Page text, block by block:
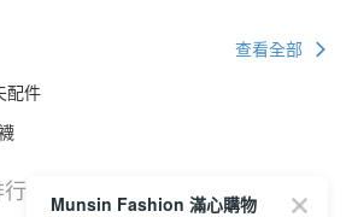
查看全部
配件
行
Munsin Fashion 滿心購物